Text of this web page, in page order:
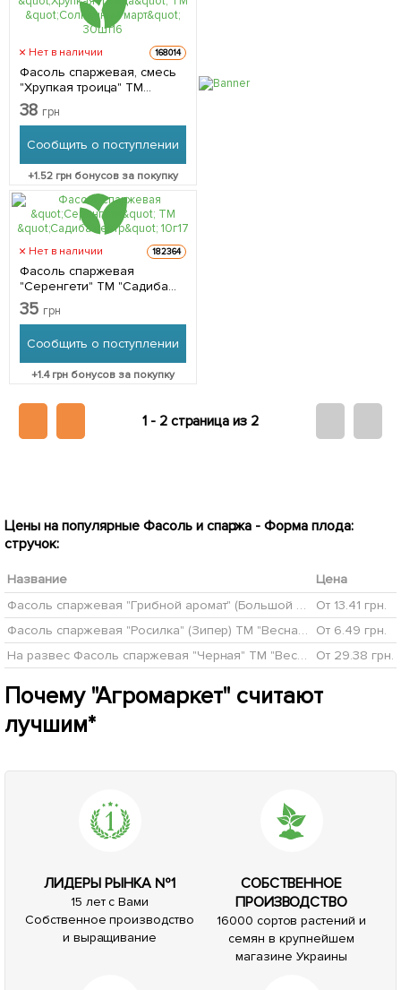
Нет в наличии 168014
Фасоль спаржевая, смесь
"Хрупкая троица" ТМ
"Солнечный март" 30шт
38 грн
Сообщить о поступлении
+1.52 грн бонусов за покупку
Нет в наличии 182364
Фасоль спаржевая
"Серенгети" ТМ "Садиба
центр" 10г
35 грн
Сообщить о поступлении
+1.4грн бонусов за покупку
1 - 2 страница из 2
Цены на популярные Фасоль и спаржа - Форма плода:
стручок:
Название
Цена
Фасоль спаржевая "Грибной аромат" (Большой пакет) ТМ "Весна" 5г
От 13.41 грн.
Фасоль спаржевая "Росилка" (Зипер) ТМ "Весна" 15г
От 6.49 грн.
На развес Фасоль спаржевая "Черная" ТМ "Весна" цена за 15г
От 29.38 грн.
Почему "Агромаркет" считают
лучшим*
ЛИДЕРЫ РЫНКА №1
15 лет с Вами
Собственное производство
и выращивание
СОБСТВЕННОЕ
ПРОИЗВОДСТВО
16000 сортов растений и
семян в крупнейшем
магазине Украины